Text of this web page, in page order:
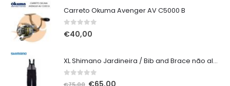
Carreto Okuma Avenger AV C5000 B
0out of 5
€40,00
XL Shimano Jardineira / Bib and Brace não alcochoada preta
out of 5
O